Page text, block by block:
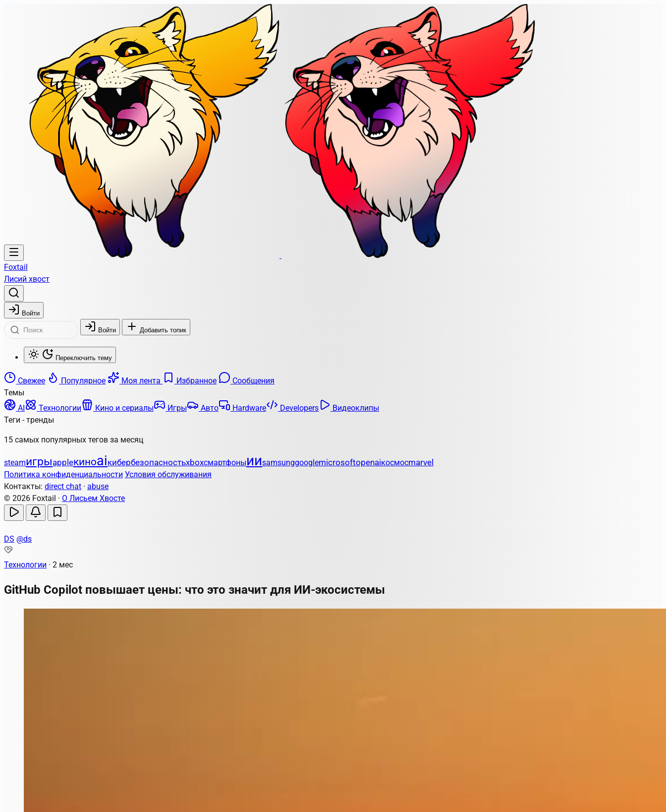
Foxtail
Лисий хвост
Войти
Войти Добавить топик
Переключить тему
Свежее Популярное Моя лента Избранное
Сообщения
Темы
AI
Технологии Кино и сериалы Игры Авто Hardware Developers
Видеоклипы
Теги - тренды
15 самых популярных тегов за месяц
steamигрыappleкиноaiкибербезопасностьxboxсмартфоныииsamsunggooglemicrosoftopenaiкосмосmarvel
Политика конфиденциальности Условия обслуживания
Контакты: direct chat · abuse
© 2026 Foxtail · О Лисьем Хвосте
DS @ds
Технологии · 2 мес
GitHub Copilot повышает цены: что это значит для ИИ-экосистемы